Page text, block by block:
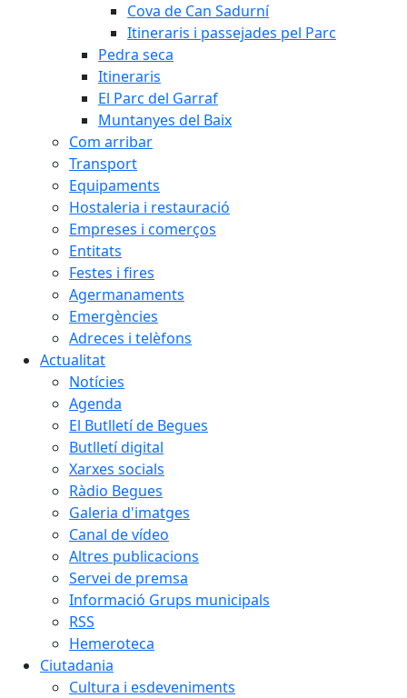
Cova de Can Sadurní
Itineraris i passejades pel Parc
Pedra seca
Itineraris
El Parc del Garraf
Muntanyes del Baix
Com arribar
Transport
Equipaments
Hostaleria i restauració
Empreses i comerços
Entitats
Festes i fires
Agermanaments
Emergències
Adreces i telèfons
Actualitat
Notícies
Agenda
El Butlletí de Begues
Butlletí digital
Xarxes socials
Ràdio Begues
Galeria d'imatges
Canal de vídeo
Altres publicacions
Servei de premsa
Informació Grups municipals
RSS
Hemeroteca
Ciutadania
Cultura i esdeveniments